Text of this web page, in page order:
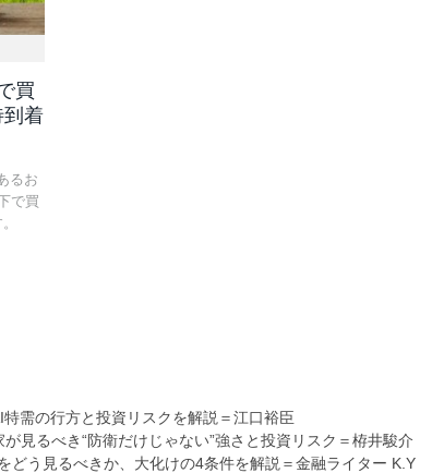
買
着
るお
で買
需の行方と投資リスクを解説＝江口裕臣
見るべき“防衛だけじゃない”強さと投資リスク＝栫井駿介
どう見るべきか、大化けの4条件を解説＝金融ライター K.Y